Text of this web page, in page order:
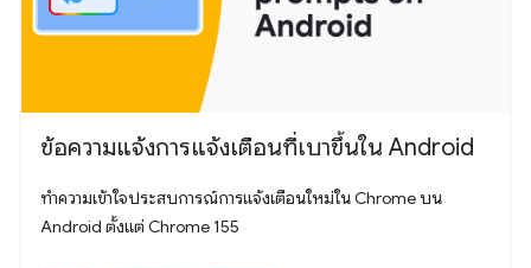
ข้อความแจ้งการแจ้งเตือนที่เบาขึ้นใน Android
ทำความเข้าใจประสบการณ์การแจ้งเตือนใหม่ใน Chrome บน
Android ตั้งแต่ Chrome 155